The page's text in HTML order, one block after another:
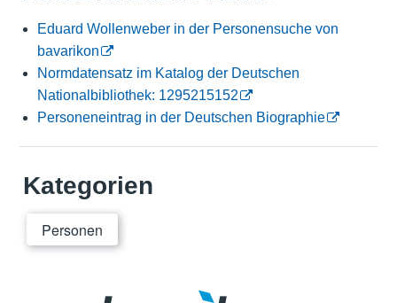
Eduard Wollenweber in der Personensuche von
bavarikon
Normdatensatz im Katalog der Deutschen
Nationalbibliothek: 1295215152
Personeneintrag in der Deutschen Biographie
Kategorien
Personen